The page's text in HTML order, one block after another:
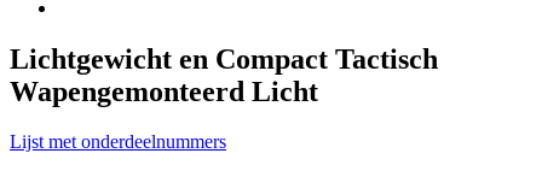
Lichtgewicht en Compact Tactisch
Wapengemonteerd Licht
Lijst met onderdeelnummers